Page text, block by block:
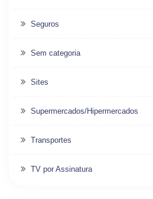
Seguros
Sem categoria
Sites
Supermercados/Hipermercados
Transportes
TV por Assinatura